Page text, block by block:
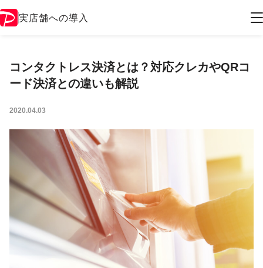
実店舗への導入
コンタクトレス決済とは？対応クレカやQRコ
ード決済との違いも解説
2020.04.03